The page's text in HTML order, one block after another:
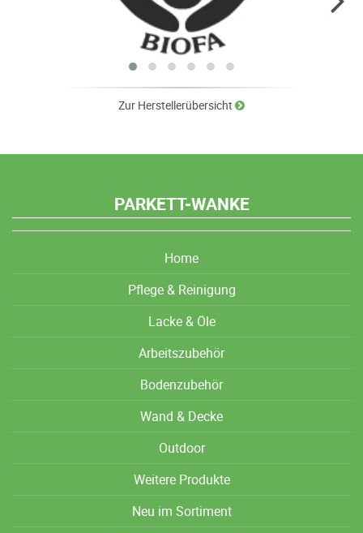
Zur Herstellerübersicht
PARKETT-WANKE
Home
Pflege & Reinigung
Lacke & Öle
Arbeitszubehör
Bodenzubehör
Wand & Decke
Outdoor
Weitere Produkte
Neu im Sortiment